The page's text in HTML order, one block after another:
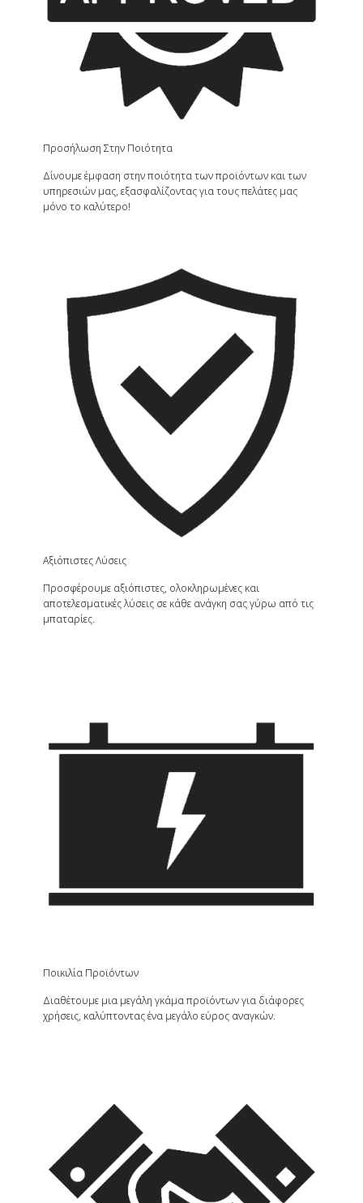
Προσήλωση Στην Ποιότητα
Δίνουμε έμφαση στην ποιότητα των προϊόντων και των
υπηρεσιών μας, εξασφαλίζοντας για τους πελάτες μας
μόνο το καλύτερο!
Αξιόπιστες Λύσεις
Προσφέρουμε αξιόπιστες, ολοκληρωμένες και
αποτελεσματικές λύσεις σε κάθε ανάγκη σας γύρω από τις
μπαταρίες.
Ποικιλία Προϊόντων
Διαθέτουμε μια μεγάλη γκάμα προϊόντων για διάφορες
χρήσεις, καλύπτοντας ένα μεγάλο εύρος αναγκών.